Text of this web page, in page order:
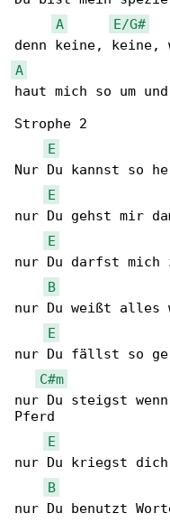
A
E/G#
A
haut mich so um
Strophe 2
E
Nur Du kannst so
E
nur Du gehst mir
E
nur Du darfst mich
B
nur Du weißt alles
E
nur Du fällst so
C#m
nur Du steigst
Pferd
E
nur Du kriegst
B